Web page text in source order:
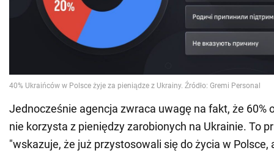
Jednocześnie agencja zwraca uwagę na fakt, że 60%
nie korzysta z pieniędzy zarobionych na Ukrainie. To
"wskazuje, że już przystosowali się do życia w Polsce,